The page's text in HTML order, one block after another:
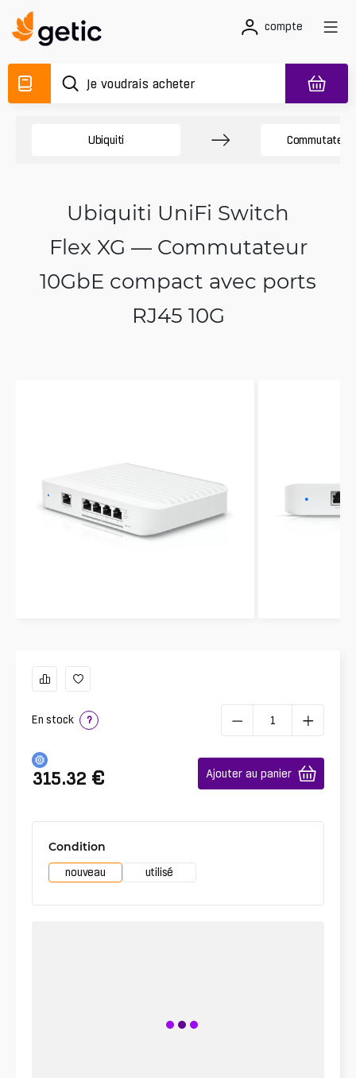
compte
Ubiquiti
Ubiquiti UniFi Switch
Flex XG — Commutateur
10GbE compact avec ports
RJ45 10G
En stock ?
315.32 € Ajouter au panier
Condition
nouveau utilisé